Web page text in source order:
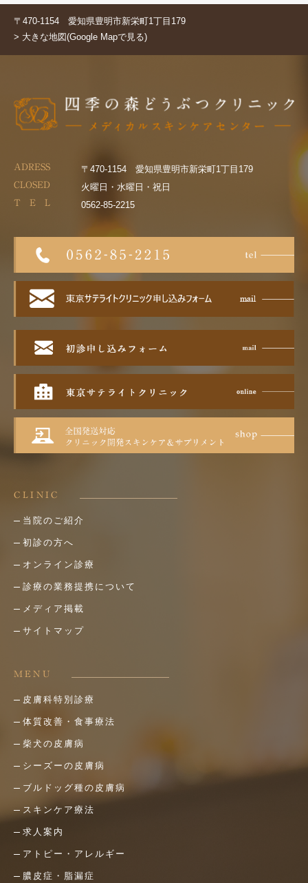
〒470-1154 愛知県豊明市新栄町1丁目179
> 大きな地図(Google Mapで見る)
ADRESS 〒470-1154 愛知県豊明市新栄町1丁目179
CLOSED 火曜日・水曜日・祝日
T E L 0562-85-2215
CLINIC
当院のご紹介
初診の方へ
オンライン診療
診療の業務提携について
メディア掲載
サイトマップ
MENU
皮膚科特別診療
体質改善・食事療法
柴犬の皮膚病
シーズーの皮膚病
ブルドッグ種の皮膚病
スキンケア療法
求人案内
アトピー・アレルギー
膿皮症・脂漏症